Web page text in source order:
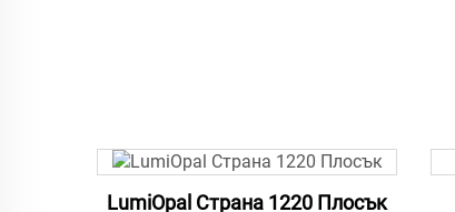
LumiOpal Страна 1220 Плосък